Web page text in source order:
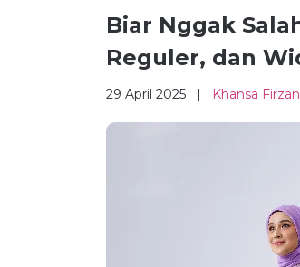
Biar Nggak
Reguler, dan
29 April 2025 | Khansa